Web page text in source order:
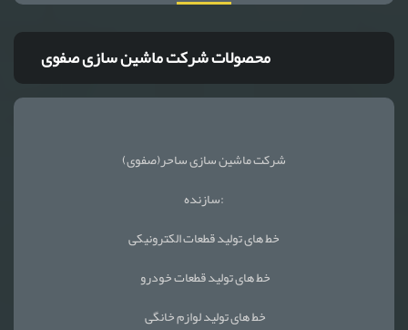
محصولات شرکت ماشین سازی صفوی
شرکت ماشین سازی ساحر(صفوی)
سازنده:
خط های تولید قطعات الکترونیکی
خط های تولید قطعات خودرو
خط های تولید لوازم خانگی